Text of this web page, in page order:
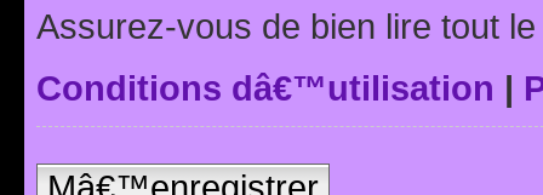
Assurez-vous de bien lire tout
Conditions dâ€™utilisation |
Mâ€™enregistrer